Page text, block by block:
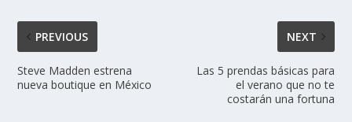
PREVIOUS
Steve Madden estrena
nueva boutique en México
NEXT
Las 5 prendas básicas para
el verano que no te
costarán una fortuna